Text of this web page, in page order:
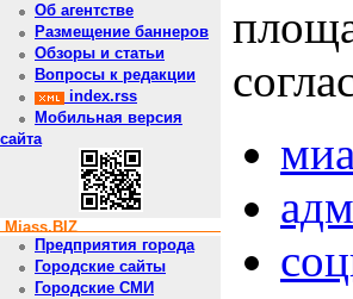
Об агентстве
Размещение баннеров
Обзоры и статьи
Вопросы к редакции
index.rss
Мобильная версия
сайта
Miass.BIZ
Предприятия города
Городские сайты
Городские СМИ